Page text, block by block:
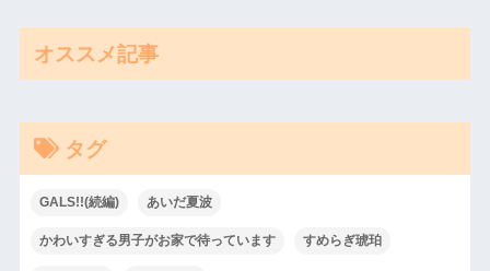
オススメ記事
タグ
GALS!!(続編) あいだ夏波
かわいすぎる男子がお家で待っています すめらぎ琥珀